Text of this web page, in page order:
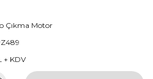
Çıkma Motor
+ KDV